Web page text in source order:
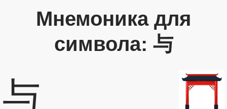
Мнемоника для
символа: 与
与